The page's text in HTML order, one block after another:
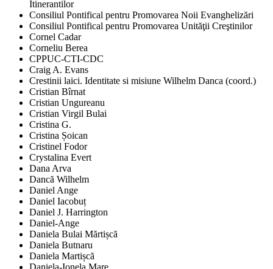
Itinerantilor
Consiliul Pontifical pentru Promovarea Noii Evanghelizări
Consiliul Pontifical pentru Promovarea Unităţii Creştinilor
Cornel Cadar
Corneliu Berea
CPPUC-CTI-CDC
Craig A. Evans
Crestinii laici. Identitate si misiune Wilhelm Danca (coord.)
Cristian Bîrnat
Cristian Ungureanu
Cristian Virgil Bulai
Cristina G.
Cristina Șoican
Cristinel Fodor
Crystalina Evert
Dana Arva
Dancă Wilhelm
Daniel Ange
Daniel Iacobuț
Daniel J. Harrington
Daniel-Ange
Daniela Bulai Mărtișcă
Daniela Butnaru
Daniela Martișcă